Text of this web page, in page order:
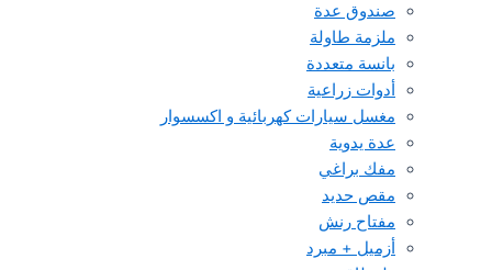
صندوق عدة
ملزمة طاولة
بانسة متعددة
أدوات زراعية
مغسل سيارات كهربائية و اكسسوار
عدة يدوية
مفك براغي
مقص حديد
مفتاح رنش
أزميل + مبرد